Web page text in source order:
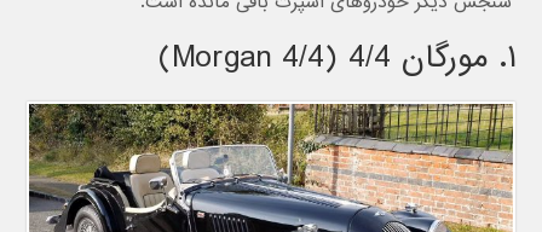
۱. مورگان 4/4 (Morgan 4/4)